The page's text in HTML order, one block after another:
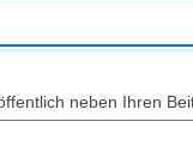
neben Ihren